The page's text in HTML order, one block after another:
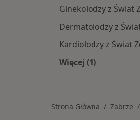
Ginekolodzy z Świat
Dermatolodzy z
Kardiolodzy z Świat
Więcej (1)
Więcej w
Strona Główna Zabrze